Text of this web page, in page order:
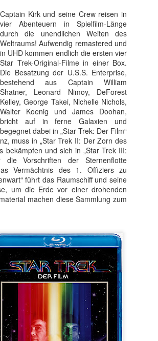
Captain Kirk und seine Crew reisen in
vier Abenteuern in Spielfilm-Länge
durch die unendlichen Weiten des
Weltraums! Aufwendig remastered und
in UHD kommen endlich die ersten vier
Star Trek-Original-Filme in einer Box.
Die Besatzung der U.S.S. Enterprise,
bestehend aus Captain William
Shatner, Leonard Nimoy, DeForest
Kelley, George Takei, Nichelle Nichols,
Walter Koenig und James Doohan,
bricht auf in ferne Galaxien und
begegnet dabei in „Star Trek: Der Film“
muss in „Star Trek II: Der Zorn des
bekämpfen und sich in „Star Trek III:
Vorschriften der Sternenflotte
Vermächtnis des 1. Offiziers zu
führt das Raumschiff und seine
um die Erde vor einer drohenden
machen diese Sammlung zum
im Rahmen der Kino-Event-Reihe
inklusive.
der Terminator“!
der neue Maßstäbe im
Leinwand.
Jahr 1984 markierte nicht nur den Beginn
endgültigen internationalen Durchbruch für
Zukunft geschickt, um die junge Sarah
gegen die Maschinen zur Welt bringt.